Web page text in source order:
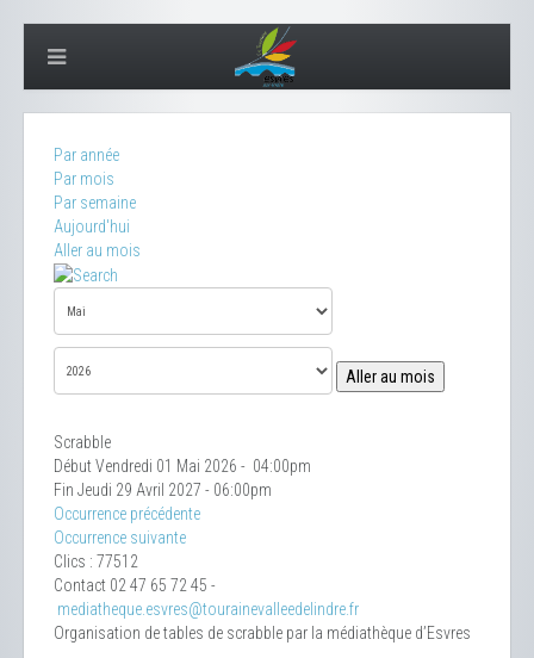
Par année
Par mois
Par semaine
Aujourd'hui
Aller au mois
Aller au mois
Scrabble
Début Vendredi 01 Mai 2026 - 04:00pm
Fin Jeudi 29 Avril 2027 - 06:00pm
Occurrence précédente
Occurrence suivante
Clics : 77512
Contact 02 47 65 72 45 -
mediatheque.esvres@tourainevalleedelindre.fr
Organisation de tables de scrabble par la médiathèque d’Esvres